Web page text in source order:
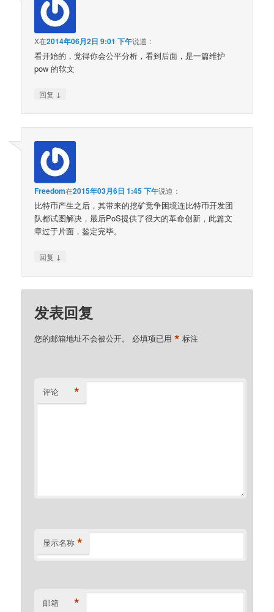
X在2014年06月2日 9:01 下午说道：
看开始的，觉得你会公平分析，看到后面，是一篇维护
pow 的软文
回复 ↓
Freedom在2015年03月6日 1:45 下午说道：
比特币产生之后，其带来的挖矿竞争困境连比特币开发团
队都试图解决，最后PoS提供了很大的革命创新，此篇文
章过于片面，鉴定完毕。
回复 ↓
发表回复
您的邮箱地址不会被公开。 必填项已用* 标注
评论 *
显示名称 *
邮箱 *